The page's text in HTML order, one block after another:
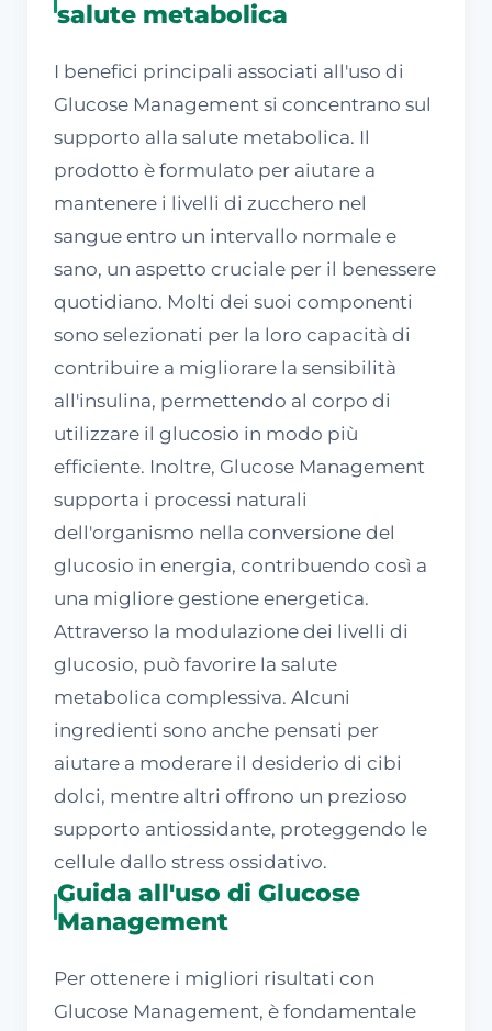
salute metabolica
I benefici principali associati all'uso di
Glucose Management si concentrano sul
supporto alla salute metabolica. Il
prodotto è formulato per aiutare a
mantenere i livelli di zucchero nel
sangue entro un intervallo normale e
sano, un aspetto cruciale per il benessere
quotidiano. Molti dei suoi componenti
sono selezionati per la loro capacità di
contribuire a migliorare la sensibilità
all'insulina, permettendo al corpo di
utilizzare il glucosio in modo più
efficiente. Inoltre, Glucose Management
supporta i processi naturali
dell'organismo nella conversione del
glucosio in energia, contribuendo così a
una migliore gestione energetica.
Attraverso la modulazione dei livelli di
glucosio, può favorire la salute
metabolica complessiva. Alcuni
ingredienti sono anche pensati per
aiutare a moderare il desiderio di cibi
dolci, mentre altri offrono un prezioso
supporto antiossidante, proteggendo le
cellule dallo stress ossidativo.
Guida all'uso di Glucose
Management
Per ottenere i migliori risultati con
Glucose Management, è fondamentale